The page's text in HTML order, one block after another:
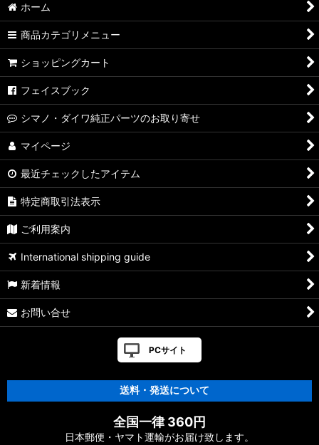
【シマノ】10ステラ［STELLA］対応 カスタムパーツ
【シマノ】07ステラ［STELLA］対応 カスタムパーツ
【シマノ】19-22ステラSW［STELLA SW］対応 カスタムパー
ツ
【シマノ】08ステラSW［STELLA SW］対応 カスタムパーツ
【シマノ】01ステラSW［STELLA SW］対応 カスタムパーツ
ーツ
17ヴァンキッシュFW用
FW［VANQUISH］対応 カスタムパーツ
【シマノ】12-13ヴァンキッシュ&リミテッド［VANQUISH］
対応 カスタムパーツ
ホーム
商品カテゴリメニュー
ショッピングカート
フェイスブック
シマノ・ダイワ純正パーツのお取り寄せ
マイページ
最近チェックしたアイテム
特定商取引法表示
ご利用案内
International shipping guide
新着情報
お問い合せ
PCサイト
送料・発送について
全国一律 360円
日本郵便・ヤマト運輸がお届け致します。